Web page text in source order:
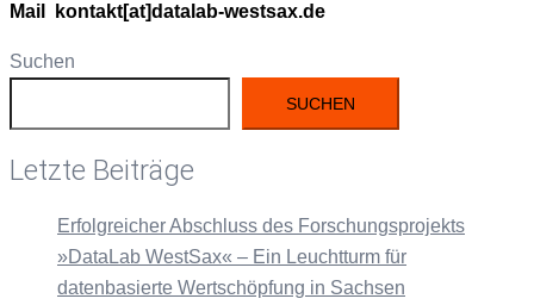
Mail kontakt[at]datalab-westsax.de
Suchen
SUCHEN
Letzte Beiträge
Erfolgreicher Abschluss des Forschungsprojekts
»DataLab WestSax« – Ein Leuchtturm für
datenbasierte Wertschöpfung in Sachsen